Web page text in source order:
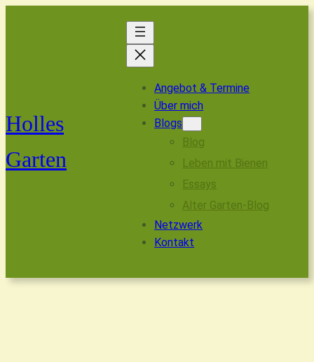
Holles
Garten
Angebot & Termine
Über mich
Blogs
Blog
Leben mit Bienen
Essays
Alter Garten-Blog
Netzwerk
Kontakt